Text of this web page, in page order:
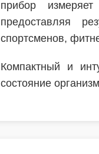
прибор
предоставляя
спортсменов,
Компактный и
состояние